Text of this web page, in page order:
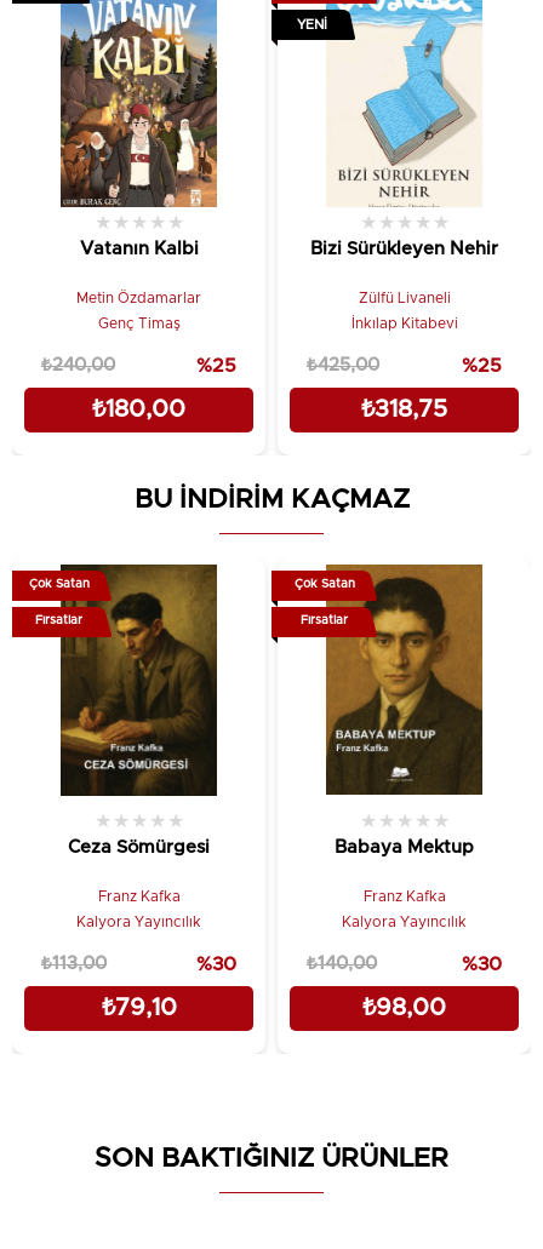
Vatanın Kalbi
★ ★ ★ ★ ★
Metin Özdamarlar
Genç Timaş
₺180,00
₺240,00 %25
Bizi Sürükleyen Nehir
★ ★ ★ ★ ★
Zülfü Livaneli
İnkılap Kitabevi
₺318,75
₺425,00 %25
YENI
BU İNDİRİM KAÇMAZ
Ceza Sömürgesi
★ ★ ★ ★ ★
Franz Kafka
Kalyora Yayıncılık
₺79,10
₺113,00 %30
Çok Satan
Fırsatlar
Babaya Mektup
★ ★ ★ ★ ★
Franz Kafka
Kalyora Yayıncılık
₺98,00
₺140,00 %30
Çok Satan
Fırsatlar
SON BAKTIĞINIZ ÜRÜNLER